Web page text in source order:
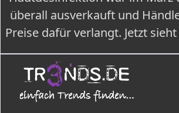
überall ausverkauft und
Preise dafür verlangt. Jetzt